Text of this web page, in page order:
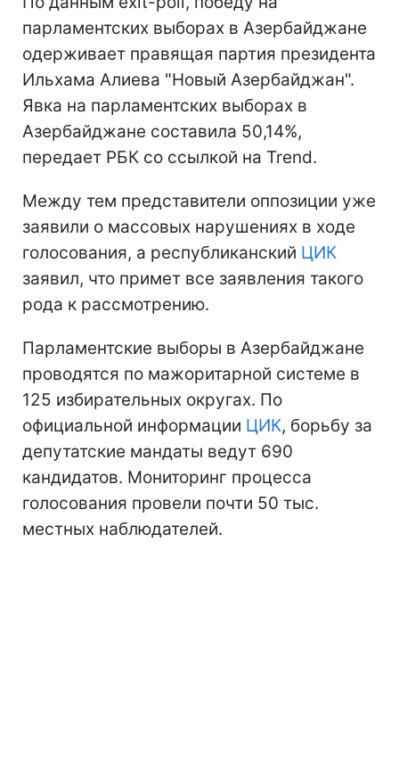
парламентских выборах в Азербайджане
одерживает правящая партия президента
Ильхама Алиева "Новый Азербайджан".
Явка на парламентских выборах в
Азербайджане составила 50,14%,
передает РБК со ссылкой на Trend.
Между тем представители оппозиции уже
заявили о массовых нарушениях в ходе
голосования, а республиканский ЦИК
заявил, что примет все заявления такого
рода к рассмотрению.
Парламентские выборы в Азербайджане
проводятся по мажоритарной системе в
125 избирательных округах. По
официальной информации ЦИК, борьбу за
депутатские мандаты ведут 690
кандидатов. Мониторинг процесса
голосования провели почти 50 тыс.
местных наблюдателей.